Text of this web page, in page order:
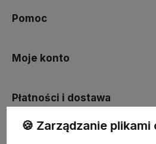
Pomoc
Moje konto
Płatności i dostawa
🍪 Zarządzanie plikami